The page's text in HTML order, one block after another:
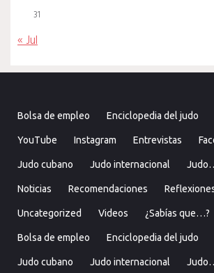
31
« Jul
Bolsa de empleo Enciclopedia del judo
YouTube Instagram Entrevistas
Judo cubano Judo internacional
Noticias Recomendaciones
Uncategorized Videos ¿Sabías que…?
Bolsa de empleo Enciclopedia del judo
Judo cubano Judo internacional